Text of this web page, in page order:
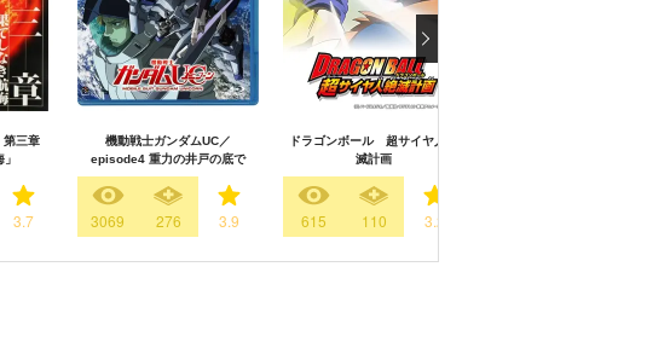
第三章
3.7
機動戦士ガンダムUC／
episode4 重力の井戸の底で
3069 276 3.9
ドラゴンボール 超サイヤ人絶
滅計画
615 110 3.2